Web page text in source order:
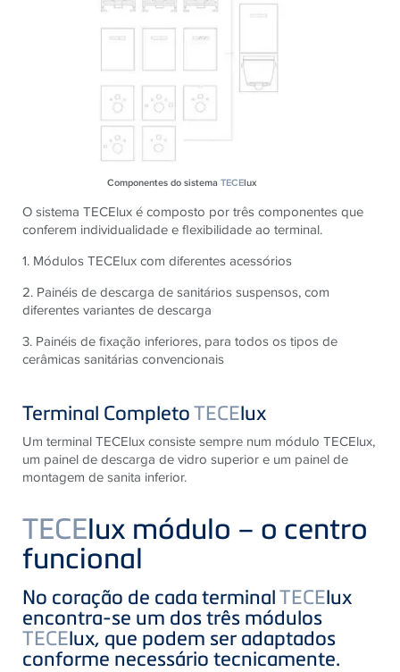
Componentes do sistemaTECElux
O sistema TECElux é composto por três componentes que
conferem individualidade e flexibilidade ao terminal.
1. Módulos TECElux com diferentes acessórios
2. Painéis de descarga de sanitários suspensos, com
diferentes variantes de descarga
3. Painéis de fixação inferiores, para todos os tipos de
cerâmicas sanitárias convencionais
Terminal CompletoTECElux
Um terminal TECElux consiste sempre num módulo TECElux,
um painel de descarga de vidro superior e um painel de
montagem de sanita inferior.
TECElux módulo – o centro
funcional
No coração de cada terminalTECElux
encontra-se um dos três módulos
TECElux, que podem ser adaptados
conforme necessário tecnicamente.